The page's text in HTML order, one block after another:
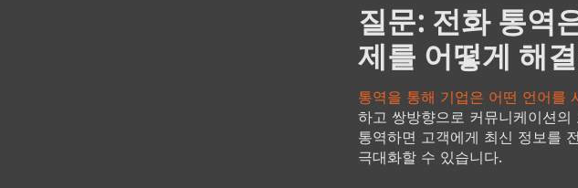
질문: 전화 통역
제를 어떻게 해
통역을 통해 기업은 어떤 언어를
하고 쌍방향으로 커뮤니케이션
통역하면 고객에게 최신 정보를
극대화할 수 있습니다.